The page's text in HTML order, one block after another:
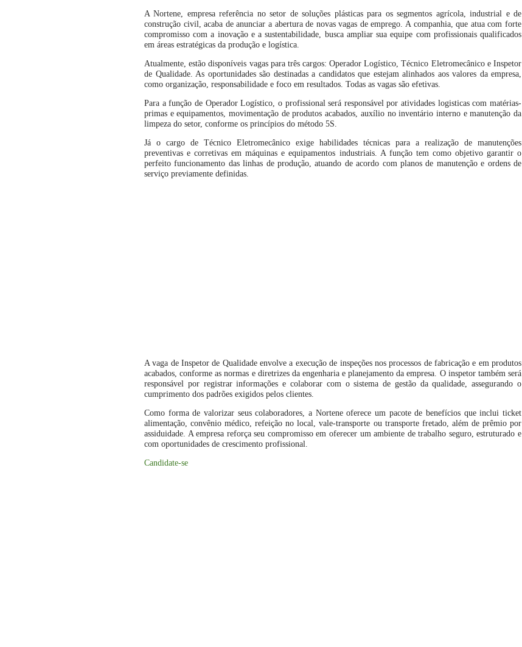
A Nortene, empresa referência no setor de soluções plásticas para os segmentos agrícola, industrial e de
construção civil, acaba de anunciar a abertura de novas vagas de emprego. A companhia, que atua com forte
compromisso com a inovação e a sustentabilidade, busca ampliar sua equipe com profissionais qualificados
em áreas estratégicas da produção e logística.
Atualmente, estão disponíveis vagas para três cargos: Operador Logístico, Técnico Eletromecânico e Inspetor
de Qualidade. As oportunidades são destinadas a candidatos que estejam alinhados aos valores da empresa,
como organização, responsabilidade e foco em resultados. Todas as vagas são efetivas.
Para a função de Operador Logístico, o profissional será responsável por atividades logisticas com matérias-
primas e equipamentos, movimentação de produtos acabados, auxílio no inventário interno e manutenção da
limpeza do setor, conforme os princípios do método 5S.
Já o cargo de Técnico Eletromecânico exige habilidades técnicas para a realização de manutenções
preventivas e corretivas em máquinas e equipamentos industriais. A função tem como objetivo garantir o
perfeito funcionamento das linhas de produção, atuando de acordo com planos de manutenção e ordens de
serviço previamente definidas.
A vaga de Inspetor de Qualidade envolve a execução de inspeções nos processos de fabricação e em produtos
acabados, conforme as normas e diretrizes da engenharia e planejamento da empresa. O inspetor também será
responsável por registrar informações e colaborar com o sistema de gestão da qualidade, assegurando o
cumprimento dos padrões exigidos pelos clientes.
Como forma de valorizar seus colaboradores, a Nortene oferece um pacote de benefícios que inclui ticket
alimentação, convênio médico, refeição no local, vale-transporte ou transporte fretado, além de prêmio por
assiduidade. A empresa reforça seu compromisso em oferecer um ambiente de trabalho seguro, estruturado e
com oportunidades de crescimento profissional.
Candidate-se